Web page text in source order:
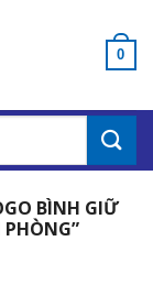
0
BÌNH GIỮ